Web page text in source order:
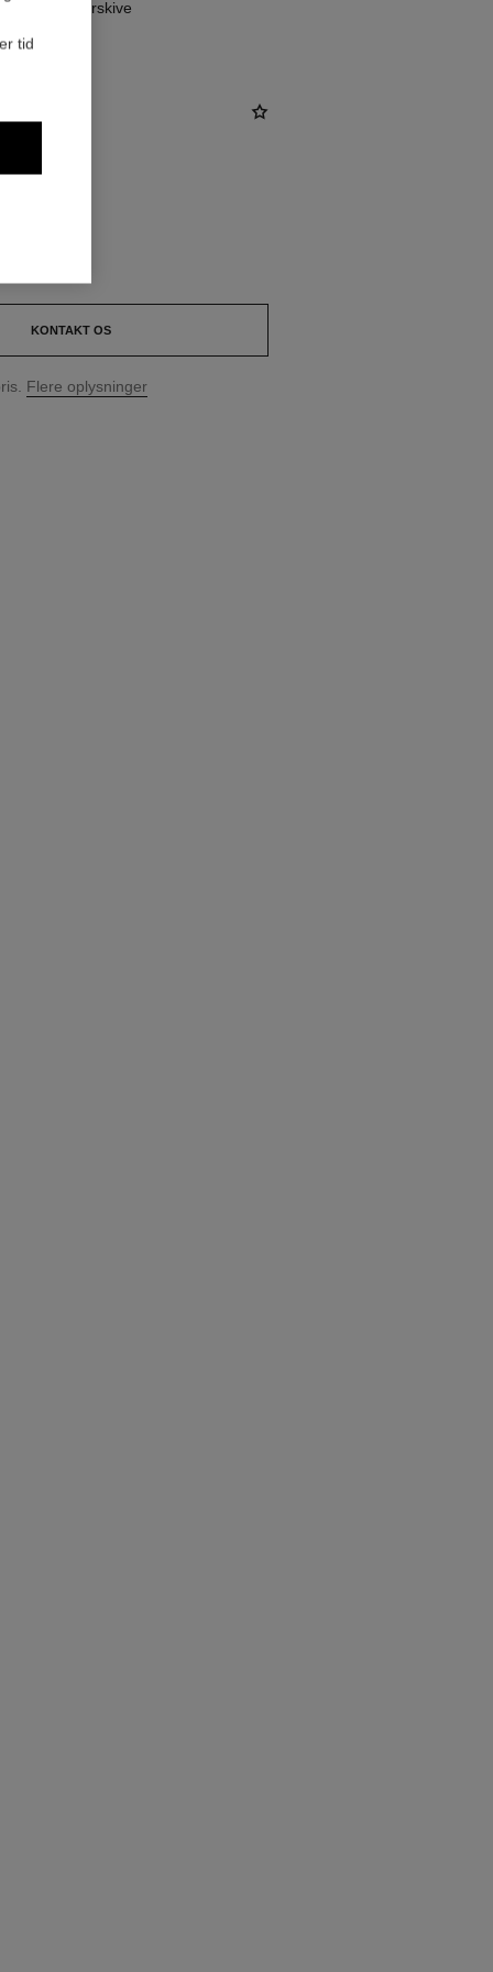
sortlakeret urskive
KONTAKT OS
Flere oplysninger
tid